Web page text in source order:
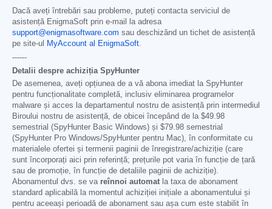
Dacă aveți întrebări sau probleme, puteți contacta serviciul de
asistență EnigmaSoft prin e-mail la adresa
support@enigmasoftware.com sau deschizând un tichet de asistență
pe site-ul
MyAccount al EnigmaSoft.
------
Detalii despre achiziția SpyHunter
De asemenea, aveți opțiunea de a vă abona imediat la SpyHunter
pentru funcționalitate completă, inclusiv eliminarea programelor
malware și acces la departamentul nostru de asistență prin intermediul
Biroului nostru de asistență, de obicei începând de la $49.98
semestrial (SpyHunter Basic Windows) și $79.98 semestrial
(SpyHunter Pro Windows/SpyHunter pentru Mac), în conformitate cu
materialele ofertei și termenii paginii de înregistrare/achiziție (care
sunt încorporați aici prin referință; prețurile pot varia în funcție de țară
sau de promoție, în funcție de detaliile paginii de achiziție).
Abonamentul dvs. se va reînnoi automat la taxa de abonament
standard aplicabilă la momentul achiziției inițiale a abonamentului și
pentru aceeași perioadă de abonament sau așa cum este stabilit în